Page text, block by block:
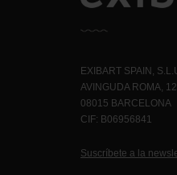
EXIBART SPAIN,
AVINGUDA ROMA, 12
08015 BARCELONA
CIF: B06956841
Suscríbete a la